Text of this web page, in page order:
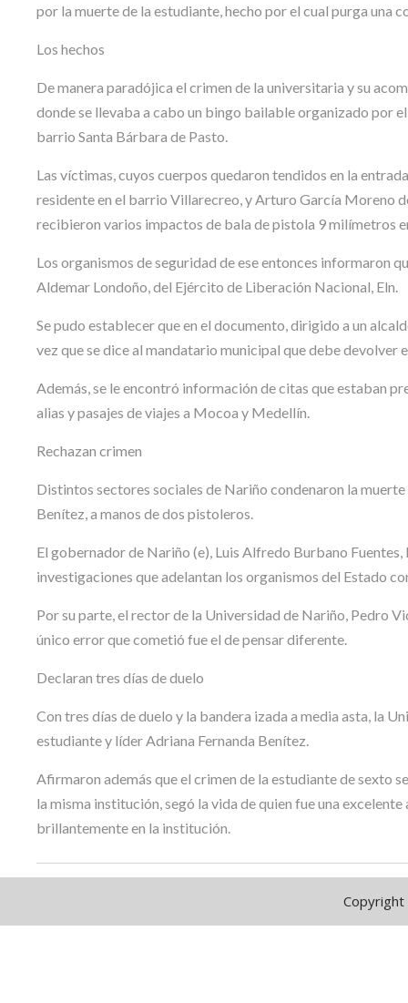
por la muerte de la estudiante, hecho por el cual purga una
Los hechos
De manera paradójica el crimen de la universitaria y su
donde se llevaba a cabo un bingo bailable organizado por
barrio Santa Bárbara de Pasto.
Las víctimas, cuyos cuerpos quedaron tendidos en la
residente en el barrio Villarecreo, y Arturo García Moreno
recibieron varios impactos de bala de pistola 9 milímetros
Los organismos de seguridad de ese entonces informaron
Aldemar Londoño, del Ejército de Liberación Nacional, Eln.
Se pudo establecer que en el documento, dirigido a un
vez que se dice al mandatario municipal que debe devolver
Además, se le encontró información de citas que estaban
alias y pasajes de viajes a Mocoa y Medellín.
Rechazan crimen
Distintos sectores sociales de Nariño condenaron la
Benítez, a manos de dos pistoleros.
El gobernador de Nariño (e), Luis Alfredo Burbano
investigaciones que adelantan los organismos del Estado
Por su parte, el rector de la Universidad de Nariño, Pedro
único error que cometió fue el de pensar diferente.
Declaran tres días de duelo
Con tres días de duelo y la bandera izada a media asta, la
estudiante y líder Adriana Fernanda Benítez.
Afirmaron además que el crimen de la estudiante de sexto
la misma institución, segó la vida de quien fue una
brillantemente en la institución.
Copyright